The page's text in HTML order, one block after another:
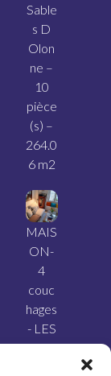
Sable
s D
Olon
ne –
10
pièce
(s) –
264.0
6 m2
MAIS
ON-
4
couc
hages
- LES
SABL